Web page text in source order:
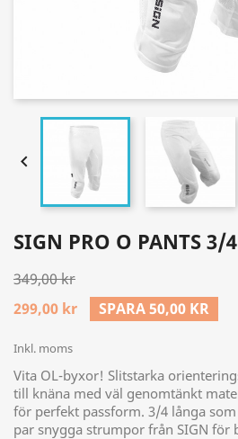

SIGN PRO O PANTS 3/
349,00 kr
299,00 kr
SPARA 50,00 KR
Inkl. moms
Vita OL-byxor! Slitstarka
till knäna med väl genomtänkt
för perfekt passform. 3/4 långa
par snygga strumpor från SIGN för